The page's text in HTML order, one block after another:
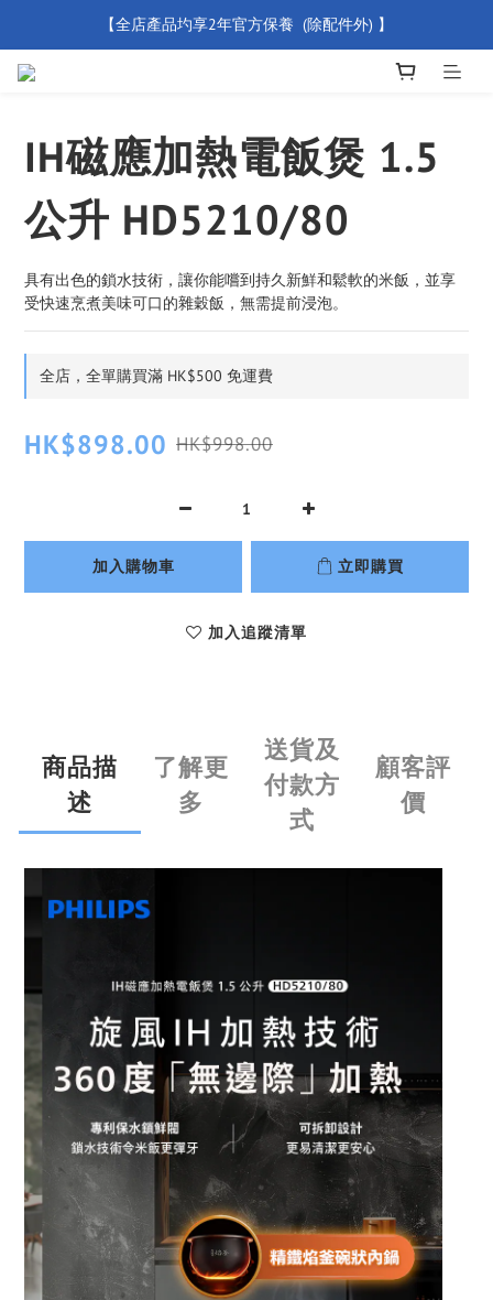
【買滿 $500 免運費】
新會員優惠碼 【WELCOME】 即享95折優惠
IH磁應加熱電飯煲 1.5
公升 HD5210/80
具有出色的鎖水技術，讓你能嚐到持久新鮮和鬆軟的米飯，並享
受快速烹煮美味可口的雜穀飯，無需提前浸泡。
全店，全單購買滿 HK$500 免運費
HK$898.00 HK$998.00
加入購物車 立即購買
加入追蹤清單
商品描
述
了解更
多
送貨及
付款方
式
顧客評
價